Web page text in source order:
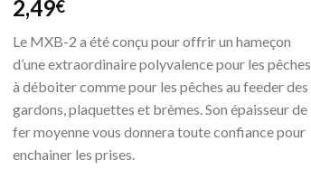
2,49€
Le MXB-2 a été conçu pour offrir un hameçon
d’une extraordinaire polyvalence pour les pêches
à déboiter comme pour les pêches au feeder des
gardons, plaquettes et brèmes. Son épaisseur de
fer moyenne vous donnera toute confiance pour
enchainer les prises.